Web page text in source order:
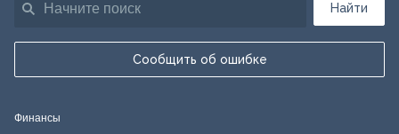
Найти
Сообщить об ошибке
Финансы